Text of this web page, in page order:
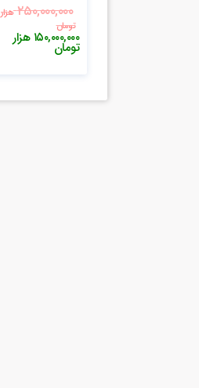
۲۵۰,۰۰۰,۰۰۰ هزار
تومان
۱۵۰,۰۰۰,۰۰۰ هزار
تومان